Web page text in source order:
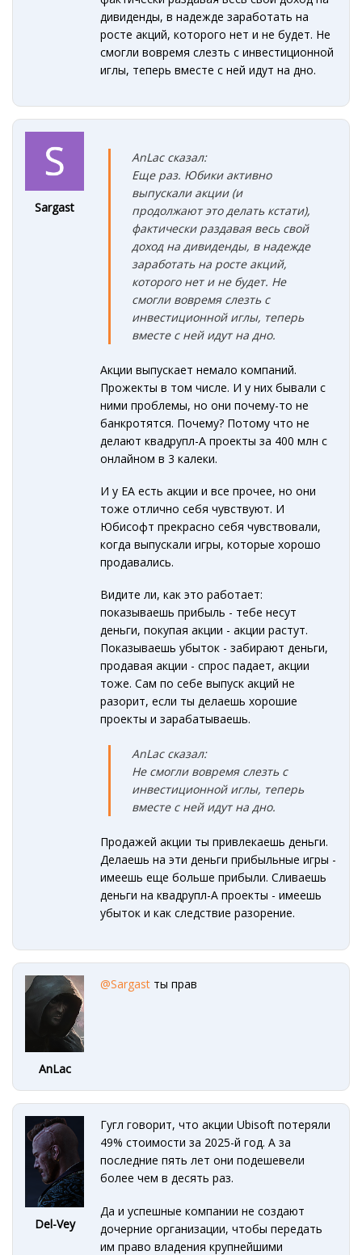
дивиденды, в надежде заработать на
росте акций, которого нет и не будет. Не
смогли вовремя слезть с инвестиционной
иглы, теперь вместе с ней идут на дно.
Sargast
AnLac сказал:
Еще раз. Юбики активно
выпускали акции (и
продолжают это делать кстати),
фактически раздавая весь свой
доход на дивиденды, в надежде
заработать на росте акций,
которого нет и не будет . Не
смогли вовремя слезть с
инвестиционной иглы, теперь
вместе с ней идут на дно.
Акции выпускает немало компаний.
Прожекты в том числе. И у них бывали с
ними проблемы, но они почему-то не
банкротятся. Почему? Потому что не
делают квадрупл-А проекты за 400 млн с
онлайном в 3 калеки.
И у ЕА есть акции и все прочее, но они
тоже отлично себя чувствуют. И
Юбисофт прекрасно себя чувствовали,
когда выпускали игры, которые хорошо
продавались.
Видите ли, как это работает:
показываешь прибыль - тебе несут
деньги, покупая акции - акции растут.
Показываешь убыток - забирают деньги,
продавая акции - спрос падает, акции
тоже. Сам по себе выпуск акций не
разорит, если ты делаешь хорошие
проекты и зарабатываешь.
AnLac сказал:
Не смогли вовремя слезть с
инвестиционной иглы, теперь
вместе с ней идут на дно.
Продажей акции ты привлекаешь деньги.
Делаешь на эти деньги прибыльные игры -
имеешь еще больше прибыли. Сливаешь
деньги на квадрупл-А проекты - имеешь
убыток и как следствие разорение.
AnLac
@Sargast ты прав
Del-Vey
Гугл говорит, что акции Ubisoft потеряли
49% стоимости за 2025-й год. А за
последние пять лет они подешевели
более чем в десять раз.
Да и успешные компании не создают
дочерние организации, чтобы передать
им право владения крупнейшими